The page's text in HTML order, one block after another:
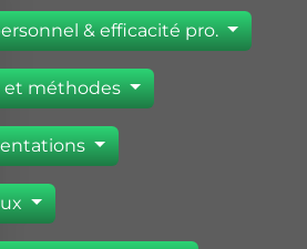
& efficacité pro.
et méthodes